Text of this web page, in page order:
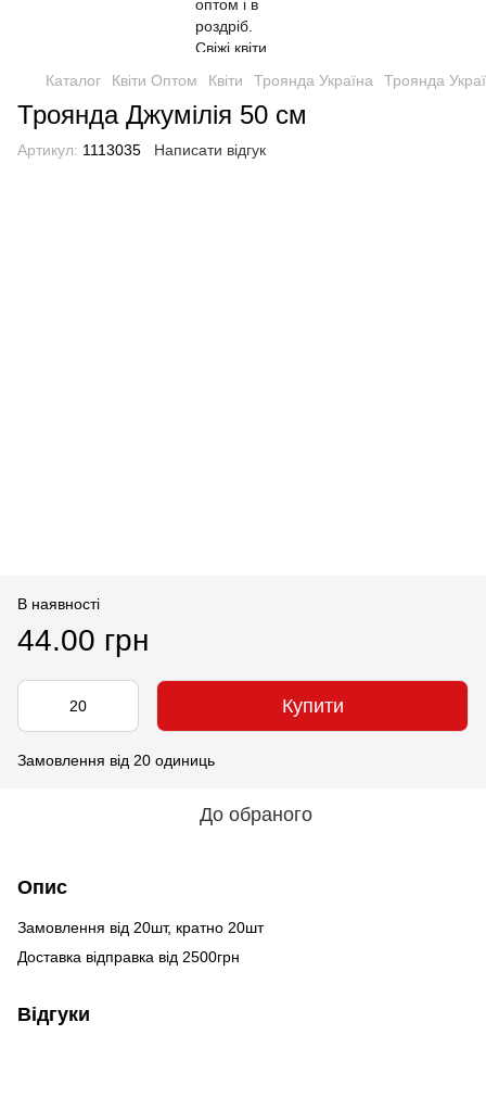
Каталог Квіти Оптом Квіти Троянда Україна Троянда
Троянда Джумілія 50 см
Артикул: 1113035 Написати відгук
В наявності
44.00 грн
Купити
Замовлення від 20 одиниць
До обраного
Опис
Замовлення від 20шт, кратно 20шт
Доставка відправка від 2500грн
Відгуки